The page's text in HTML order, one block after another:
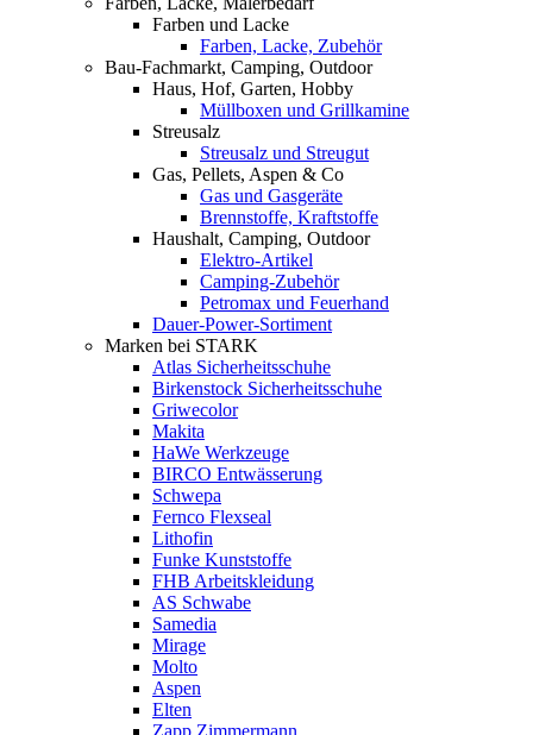
Farben und Lacke
Farben, Lacke, Zubehör
Bau-Fachmarkt, Camping, Outdoor
Haus, Hof, Garten, Hobby
Müllboxen und Grillkamine
Streusalz
Streusalz und Streugut
Gas, Pellets, Aspen & Co
Gas und Gasgeräte
Brennstoffe, Kraftstoffe
Haushalt, Camping, Outdoor
Elektro-Artikel
Camping-Zubehör
Petromax und Feuerhand
Dauer-Power-Sortiment
Marken bei STARK
Atlas Sicherheitsschuhe
Birkenstock Sicherheitsschuhe
Griwecolor
Makita
HaWe Werkzeuge
BIRCO Entwässerung
Schwepa
Fernco Flexseal
Lithofin
Funke Kunststoffe
FHB Arbeitskleidung
AS Schwabe
Samedia
Mirage
Molto
Aspen
Elten
Zapp Zimmermann